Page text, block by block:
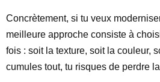
Concrètement, si tu veux
meilleure approche consiste à
fois : soit la texture, soit la couleur,
cumules tout, tu risques de perdre